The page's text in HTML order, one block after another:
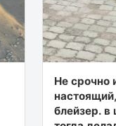
Не срочно
блейзер. в